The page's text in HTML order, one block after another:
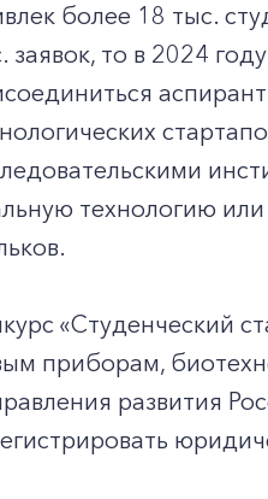
более 18 тыс.
заявок, то в 2024
технологию
«Студенческий
приборам,
развития